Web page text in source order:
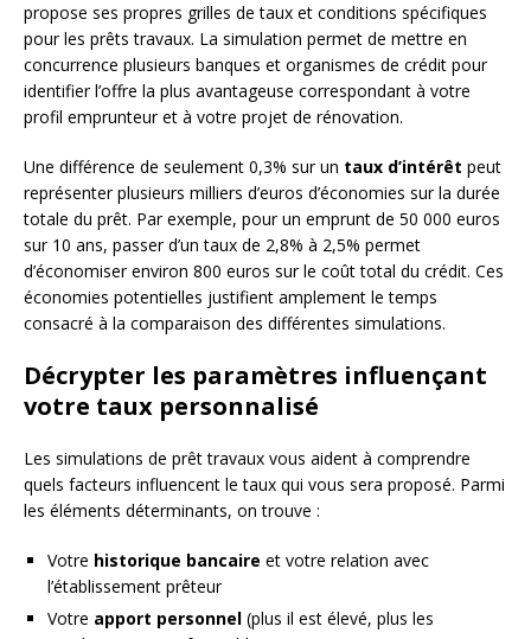
propose ses propres grilles de taux et conditions spécifiques
pour les prêts travaux. La simulation permet de mettre en
concurrence plusieurs banques et organismes de crédit pour
identifier l’offre la plus avantageuse correspondant à votre
profil emprunteur et à votre projet de rénovation.
Une différence de seulement 0,3% sur un taux d’intérêt peut
représenter plusieurs milliers d’euros d’économies sur la durée
totale du prêt. Par exemple, pour un emprunt de 50 000 euros
sur 10 ans, passer d’un taux de 2,8% à 2,5% permet
d’économiser environ 800 euros sur le coût total du crédit. Ces
économies potentielles justifient amplement le temps
consacré à la comparaison des différentes simulations.
Décrypter les paramètres influençant
votre taux personnalisé
Les simulations de prêt travaux vous aident à comprendre
quels facteurs influencent le taux qui vous sera proposé. Parmi
les éléments déterminants, on trouve :
Votre historique bancaire et votre relation avec
l’établissement prêteur
Votre apport personnel (plus il est élevé, plus les